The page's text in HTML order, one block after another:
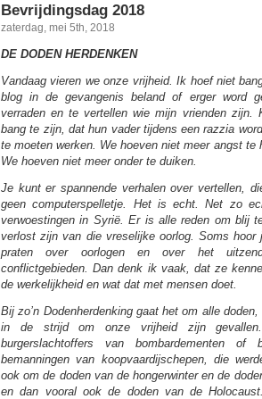
Bevrijdingsdag 2018
zaterdag, mei 5th, 2018
DE DODEN HERDENKEN
Vandaag vieren we onze vrijheid. Ik hoef niet
blog in de gevangenis beland of erger word
verraden en te vertellen wie mijn vrienden zijn.
bang te zijn, dat hun vader tijdens een razzia
te moeten werken. We hoeven niet meer angst te
We hoeven niet meer onder te duiken.
Je kunt er spannende verhalen over vertellen,
geen computerspelletje. Het is echt. Net zo
verwoestingen in Syrië. Er is alle reden om blij
verlost zijn van die vreselijke oorlog. Soms hoor
praten over oorlogen en over het
conflictgebieden. Dan denk ik vaak, dat ze
de werkelijkheid en wat dat met mensen doet.
Bij zo’n Dodenherdenking gaat het om alle
in de strijd om onze vrijheid zijn
burgerslachtoffers van bombardementen
bemanningen van koopvaardijschepen, die
ook om de doden van de hongerwinter en de
en dan vooral ook de doden van de